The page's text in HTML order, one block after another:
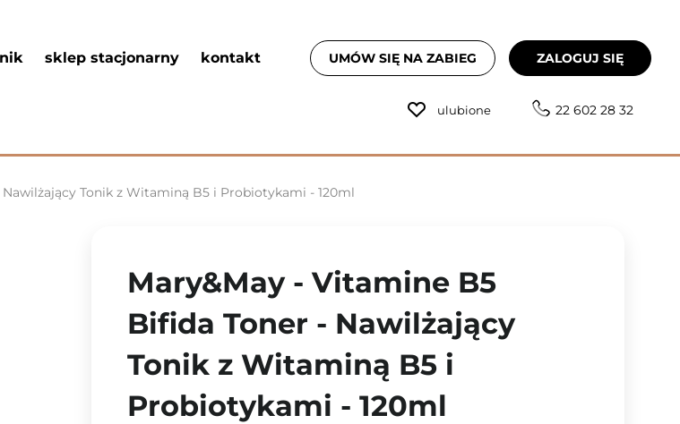
sklep stacjonarny kontakt UMÓW SIĘ NA ZABIEG ZALOGUJ SIĘ
ulubione 22 602 28 32
Tonik z Witaminą B5 i Probiotykami - 120ml
Mary&May - Vitamine B5
Bifida Toner - Nawilżający
Tonik z Witaminą B5 i
Probiotykami - 120ml